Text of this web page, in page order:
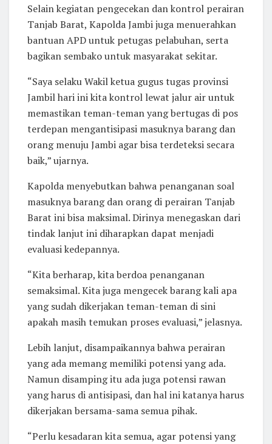
Selain kegiatan pengecekan dan kontrol perairan
Tanjab Barat, Kapolda Jambi juga menuerahkan
bantuan APD untuk petugas pelabuhan, serta
bagikan sembako untuk masyarakat sekitar.
“Saya selaku Wakil ketua gugus tugas provinsi
Jambil hari ini kita kontrol lewat jalur air untuk
memastikan teman-teman yang bertugas di pos
terdepan mengantisipasi masuknya barang dan
orang menuju Jambi agar bisa terdeteksi secara
baik,” ujarnya.
Kapolda menyebutkan bahwa penanganan soal
masuknya barang dan orang di perairan Tanjab
Barat ini bisa maksimal. Dirinya menegaskan dari
tindak lanjut ini diharapkan dapat menjadi
evaluasi kedepannya.
“Kita berharap, kita berdoa penanganan
semaksimal. Kita juga mengecek barang kali apa
yang sudah dikerjakan teman-teman di sini
apakah masih temukan proses evaluasi,” jelasnya.
Lebih lanjut, disampaikannya bahwa perairan
yang ada memang memiliki potensi yang ada.
Namun disamping itu ada juga potensi rawan
yang harus di antisipasi, dan hal ini katanya harus
dikerjakan bersama-sama semua pihak.
“Perlu kesadaran kita semua, agar potensi yang